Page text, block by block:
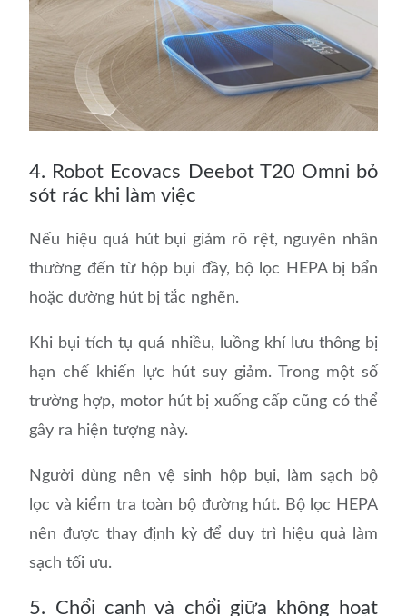
4. Robot Ecovacs Deebot T20 Omni bỏ
sót rác khi làm việc
Nếu hiệu quả hút bụi giảm rõ rệt, nguyên nhân
thường đến từ hộp bụi đầy, bộ lọc HEPA bị bẩn
hoặc đường hút bị tắc nghẽn.
Khi bụi tích tụ quá nhiều, luồng khí lưu thông bị
hạn chế khiến lực hút suy giảm. Trong một số
trường hợp, motor hút bị xuống cấp cũng có thể
gây ra hiện tượng này.
Người dùng nên vệ sinh hộp bụi, làm sạch bộ
lọc và kiểm tra toàn bộ đường hút. Bộ lọc HEPA
nên được thay định kỳ để duy trì hiệu quả làm
sạch tối ưu.
5. Chổi cạnh và chổi giữa không hoạt